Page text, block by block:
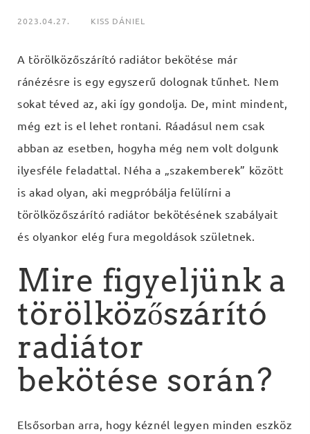
2023.04.27. KISS DÁNIEL
A törölközőszárító radiátor bekötése már
ránézésre is egy egyszerű dolognak tűnhet. Nem
sokat téved az, aki így gondolja. De, mint mindent,
még ezt is el lehet rontani. Ráadásul nem csak
abban az esetben, hogyha még nem volt dolgunk
ilyesféle feladattal. Néha a „szakemberek” között
is akad olyan, aki megpróbálja felülírni a
törölközőszárító radiátor bekötésének szabályait
és olyankor elég fura megoldások születnek.
Mire figyeljünk a
törölközőszárító
radiátor
bekötése során?
Elsősorban arra, hogy kéznél legyen minden eszköz